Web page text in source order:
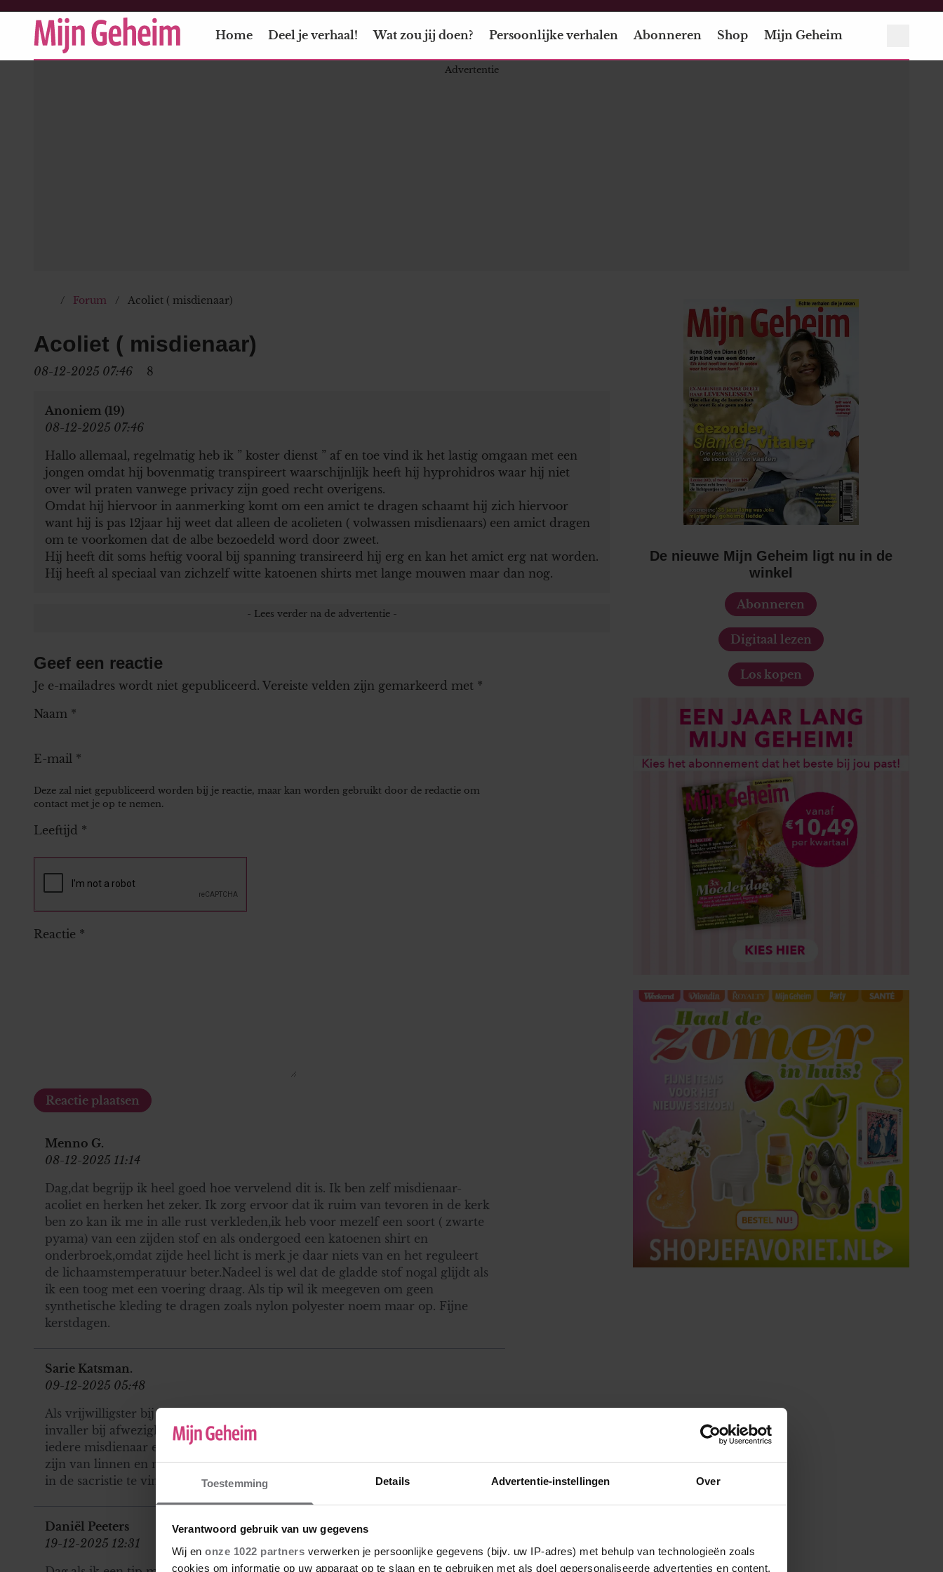
Toestemming Details Advertentie-instellingen Over
Verantwoord gebruik van uw gegevens
Wij en onze 1022 partners verwerken je persoonlijke gegevens (bijv. uw IP-adres) met behulp van technologieën zoals
cookies om informatie op uw apparaat op te slaan en te gebruiken met als doel gepersonaliseerde advertenties en content,
Home Deel je verhaal! Wat zou jij doen? Persoonlijke verhalen Abonneren Shop Mijn Geheim
Forum Acoliet ( misdienaar)
Acoliet ( misdienaar)
08-12-2025 07:46 8
Anoniem (19)
08-12-2025 07:46
Hallo allemaal, regelmatig heb ik ” koster dienst ” af en toe vind ik het lastig omgaan met een
jongen omdat hij bovenmatig transpireert waarschijnlijk heeft hij hyprohidros waar hij niet
over wil praten vanwege privacy zijn goed recht overigens.
Omdat hij hiervoor in aanmerking komt om een amict te dragen schaamt hij zich hiervoor
want hij is pas 12jaar hij weet dat alleen de acolieten ( volwassen misdienaars) een amict dragen
om te voorkomen dat de albe bezoedeld word door zweet.
Hij heeft dit soms heftig vooral bij spanning transireerd hij erg en kan het amict erg nat worden.
Hij heeft al speciaal van zichzelf witte katoenen shirts met lange mouwen maar dan nog.
Geef een reactie
Je e-mailadres wordt niet gepubliceerd. Vereiste velden zijn gemarkeerd met *
Naam *
E-mail *
Deze zal niet gepubliceerd worden bij je reactie, maar kan worden gebruikt door de redactie om
contact met je op te nemen.
Leeftijd *
Reactie *
Menno G.
08-12-2025 11:14
Dag,dat begrijp ik heel goed hoe vervelend dit is. Ik ben zelf misdienaar-
acoliet en herken het zeker. Ik zorg ervoor dat ik ruim van tevoren in de kerk
ben zo kan ik me in alle rust verkleden,ik heb voor mezelf een soort ( zwarte
pyama) van een zijden stof en als ondergoed een katoenen shirt en
onderbroek,omdat zijde heel licht is merk je daar niets van en het reguleert
de lichaamstemperatuur beter.Nadeel is wel dat de gladde stof nogal glijdt als
ik een toog met een voering draag. Als tip wil ik meegeven om geen
synthetische kleding te dragen zoals nylon polyester noem maar op. Fijne
kerstdagen.
Sarie Katsman.
09-12-2025 05:48
Als vrijwilligster bij de kerk doe ik hand en spandiensten voor de parochie en
invaller bij afwezigheid van de koster.Ik weet dat dit vervelend is. Tip is om
iedere misdienaar en acoliet als ze een albe dragen een amict om te doen deze
zijn van linnen en nemen goed vocht op wel hierna in een wasmand doen die
in de sacristie te vinden is.
Daniël Peeters
19-12-2025 12:31
De nieuwe Mijn Geheim ligt nu in de
winkel
Abonneren
Digitaal lezen
Los kopen